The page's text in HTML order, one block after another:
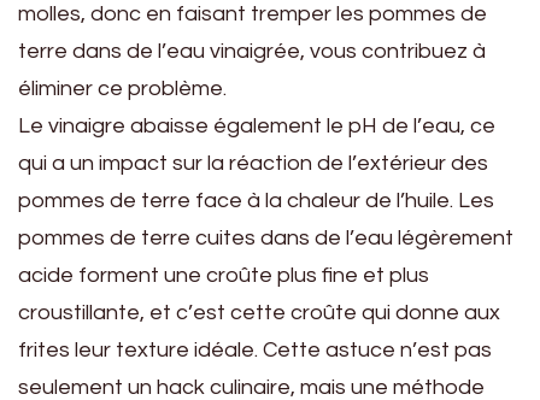
molles, donc en faisant tremper les pommes de
terre dans de l’eau vinaigrée, vous contribuez à
éliminer ce problème.
Le vinaigre abaisse également le pH de l’eau, ce
qui a un impact sur la réaction de l’extérieur des
pommes de terre face à la chaleur de l’huile. Les
pommes de terre cuites dans de l’eau légèrement
acide forment une croûte plus fine et plus
croustillante, et c’est cette croûte qui donne aux
frites leur texture idéale. Cette astuce n’est pas
seulement un hack culinaire, mais une méthode